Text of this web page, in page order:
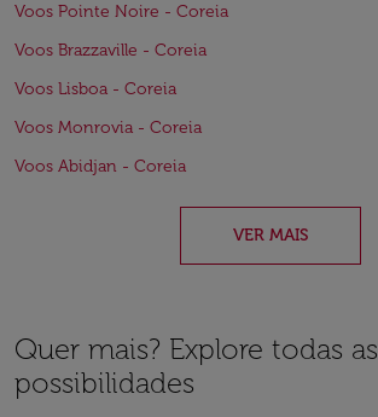
Voos Pointe Noire - Coreia
Voos Brazzaville - Coreia
Voos Lisboa - Coreia
Voos Monrovia - Coreia
Voos Abidjan - Coreia
VER MAIS
Quer mais? Explore todas as
possibilidades